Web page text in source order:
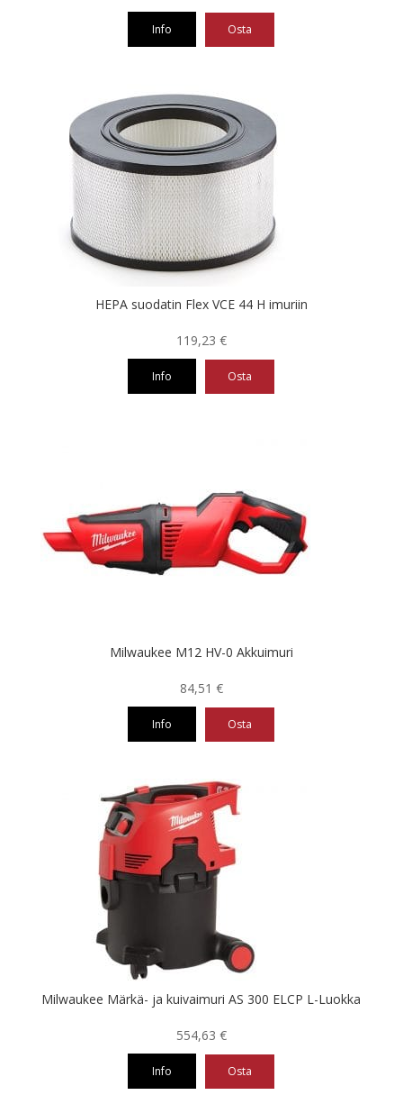
Info Osta
HEPA suodatin Flex VCE 44 H imuriin
119,23 €
Info Osta
Milwaukee M12 HV-0 Akkuimuri
84,51 €
Info Osta
Milwaukee Märkä- ja kuivaimuri AS 300 ELCP L-Luokka
554,63 €
Info Osta